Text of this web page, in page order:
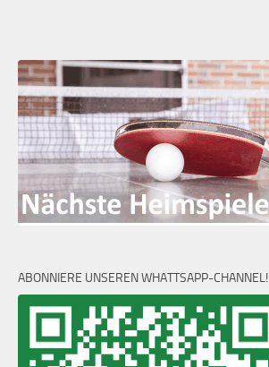
ABONNIERE UNSEREN WHATTSAPP-CHANNEL!